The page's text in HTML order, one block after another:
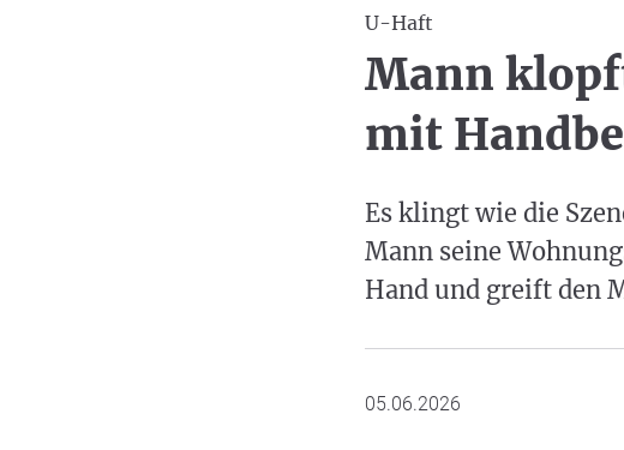
U-Haft
Mann
mit
Es klingt wie die
Mann seine
Hand und greift den
05.06.2026